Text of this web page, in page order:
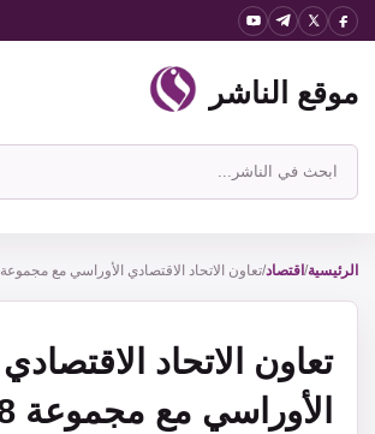
انتقل
المحتوى
موقع الناشر
ابحث
في
الناشر
الرئيسية/ اقتصاد/تعاون الاتحاد الاقتصادي الأوراسي مع مجموعة D8
تعاون الاتحاد الاقتصادي
الأوراسي مع مجموعة D8